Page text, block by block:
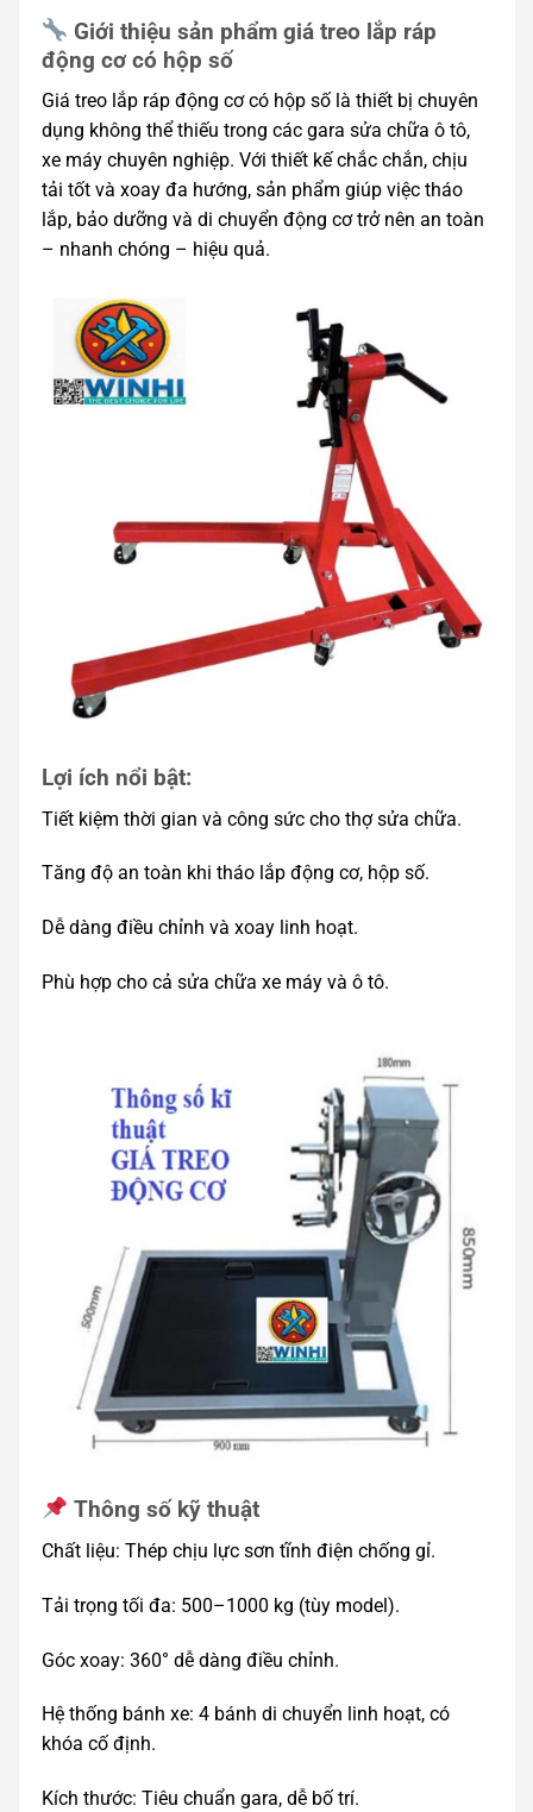
Giới thiệu sản phẩm giá treo lắp ráp
động cơ có hộp số
Giá treo lắp ráp động cơ có hộp số là thiết bị chuyên
dụng không thể thiếu trong các gara sửa chữa ô tô,
xe máy chuyên nghiệp. Với thiết kế chắc chắn, chịu
tải tốt và xoay đa hướng, sản phẩm giúp việc tháo
lắp, bảo dưỡng và di chuyển động cơ trở nên an toàn
– nhanh chóng – hiệu quả.
Lợi ích nổi bật:
Tiết kiệm thời gian và công sức cho thợ sửa chữa.
Tăng độ an toàn khi tháo lắp động cơ, hộp số.
Dễ dàng điều chỉnh và xoay linh hoạt.
Phù hợp cho cả sửa chữa xe máy và ô tô.
Thông số kỹ thuật
Chất liệu: Thép chịu lực sơn tĩnh điện chống gỉ.
Tải trọng tối đa: 500–1000 kg (tùy model).
Góc xoay: 360° dễ dàng điều chỉnh.
Hệ thống bánh xe: 4 bánh di chuyển linh hoạt, có
khóa cố định.
Kích thước: Tiêu chuẩn gara, dễ bố trí.